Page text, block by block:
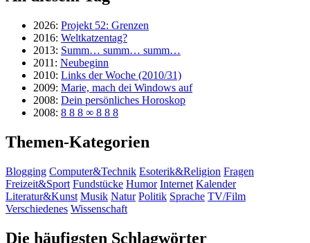
2026: Projekt 52: Grenzen
2016: Weltkatzentag?
2013: Summ… summ… summ…
2011: Neubeginn
2010: Links der Woche (2010/31)
2009: Marie, mach dei Windows auf
2008: Dein persönliches Horoskop
2008: 8 8 8 ∞ 8 8 8
Themen-Kategorien
Blogging Computer&Technik Esoterik&Religion Fragen
Freizeit&Sport Fundstücke Humor Internet Kalender
Literatur&Kunst Musik Natur Politik Sprache TV/Film
Verschiedenes Wissenschaft
Die häufigsten Schlagwörter